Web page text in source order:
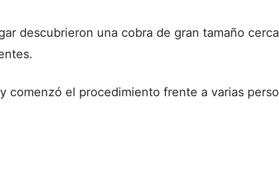
descubrieron una cobra de gran tamaño
comenzó el procedimiento frente a varias